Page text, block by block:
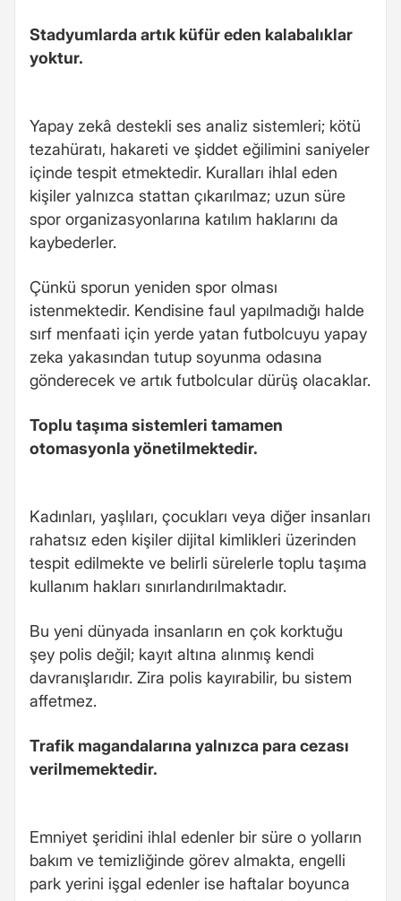
Stadyumlarda artık küfür eden kalabalıklar
yoktur.
Yapay zekâ destekli ses analiz sistemleri; kötü
tezahüratı, hakareti ve şiddet eğilimini saniyeler
içinde tespit etmektedir. Kuralları ihlal eden
kişiler yalnızca stattan çıkarılmaz; uzun süre
spor organizasyonlarına katılım haklarını da
kaybederler.
Çünkü sporun yeniden spor olması
istenmektedir. Kendisine faul yapılmadığı halde
sırf menfaati için yerde yatan futbolcuyu yapay
zeka yakasından tutup soyunma odasına
gönderecek ve artık futbolcular dürüş olacaklar.
Toplu taşıma sistemleri tamamen
otomasyonla yönetilmektedir.
Kadınları, yaşlıları, çocukları veya diğer insanları
rahatsız eden kişiler dijital kimlikleri üzerinden
tespit edilmekte ve belirli sürelerle toplu taşıma
kullanım hakları sınırlandırılmaktadır.
Bu yeni dünyada insanların en çok korktuğu
şey polis değil; kayıt altına alınmış kendi
davranışlarıdır. Zira polis kayırabilir, bu sistem
affetmez.
Trafik magandalarına yalnızca para cezası
verilmemektedir.
Emniyet şeridini ihlal edenler bir süre o yolların
bakım ve temizliğinde görev almakta, engelli
park yerini işgal edenler ise haftalar boyunca